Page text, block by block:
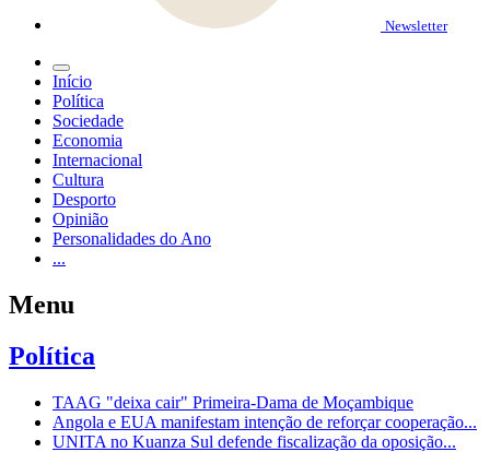
Newsletter
Início
Política
Sociedade
Economia
Internacional
Cultura
Desporto
Opinião
Personalidades do Ano
...
Menu
Política
TAAG "deixa cair" Primeira-Dama de Moçambique
Angola e EUA manifestam intenção de reforçar cooperação...
UNITA no Kuanza Sul defende fiscalização da oposição...